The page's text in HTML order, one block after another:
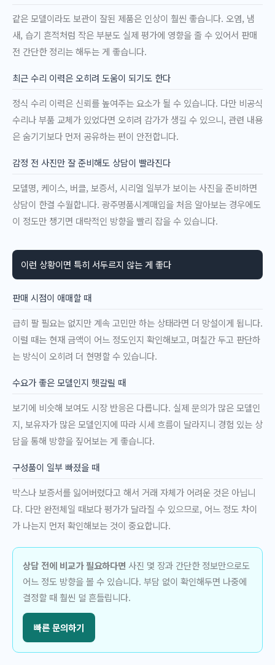
같은 모델이라도 보관이 잘된 제품은 인상이 훨씬 좋습니다. 오염, 냄
새, 습기 흔적처럼 작은 부분도 실제 평가에 영향을 줄 수 있어서 판매
전 간단한 정리는 해두는 게 좋습니다.
최근 수리 이력은 오히려 도움이 되기도 한다
정식 수리 이력은 신뢰를 높여주는 요소가 될 수 있습니다. 다만 비공식
수리나 부품 교체가 있었다면 오히려 감가가 생길 수 있으니, 관련 내용
은 숨기기보다 먼저 공유하는 편이 안전합니다.
감정 전 사진만 잘 준비해도 상담이 빨라진다
모델명, 케이스, 버클, 보증서, 시리얼 일부가 보이는 사진을 준비하면
상담이 한결 수월합니다. 광주명품시계매입을 처음 알아보는 경우에도
이 정도만 챙기면 대략적인 방향을 빨리 잡을 수 있습니다.
이런 상황이면 특히 서두르지 않는 게 좋다
판매 시점이 애매할 때
급히 팔 필요는 없지만 계속 고민만 하는 상태라면 더 망설이게 됩니다.
이럴 때는 현재 금액이 어느 정도인지 확인해보고, 며칠간 두고 판단하
는 방식이 오히려 더 현명할 수 있습니다.
수요가 좋은 모델인지 헷갈릴 때
보기에 비슷해 보여도 시장 반응은 다릅니다. 실제 문의가 많은 모델인
지, 보유자가 많은 모델인지에 따라 시세 흐름이 달라지니 경험 있는 상
담을 통해 방향을 짚어보는 게 좋습니다.
구성품이 일부 빠졌을 때
박스나 보증서를 잃어버렸다고 해서 거래 자체가 어려운 것은 아닙니
다. 다만 완전체일 때보다 평가가 달라질 수 있으므로, 어느 정도 차이
가 나는지 먼저 확인해보는 것이 중요합니다.
상담 전에 비교가 필요하다면 사진 몇 장과 간단한 정보만으로도
어느 정도 방향을 볼 수 있습니다. 부담 없이 확인해두면 나중에
결정할 때 훨씬 덜 흔들립니다.
빠른 문의하기